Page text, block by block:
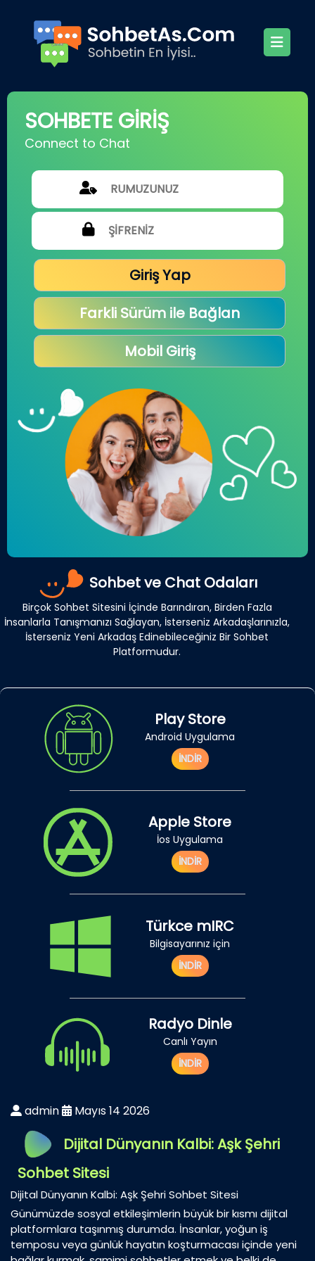
SOHBETE GİRİŞ
Connect to Chat
Giriş Yap
Farkli Sürüm ile Bağlan
Mobil Giriş
Sohbet ve Chat Odaları
Birçok Sohbet Sitesini İçinde Barındıran, Birden Fazla
İnsanlarla Tanışmanızı Sağlayan, İsterseniz Arkadaşlarınızla,
İsterseniz Yeni Arkadaş Edinebileceğiniz Bir Sohbet
Platformudur.
Play Store
Android Uygulama
İNDİR
Apple Store
İos Uygulama
İNDİR
Türkce mIRC
Bilgisayarınız için
İNDİR
Radyo Dinle
Canlı Yayın
İNDİR
admin Mayıs 14 2026
Dijital Dünyanın Kalbi: Aşk Şehri
Sohbet Sitesi
Dijital Dünyanın Kalbi: Aşk Şehri Sohbet Sitesi
Günümüzde sosyal etkileşimlerin büyük bir kısmı dijital
platformlara taşınmış durumda. İnsanlar, yoğun iş
temposu veya günlük hayatın koşturmacası içinde yeni